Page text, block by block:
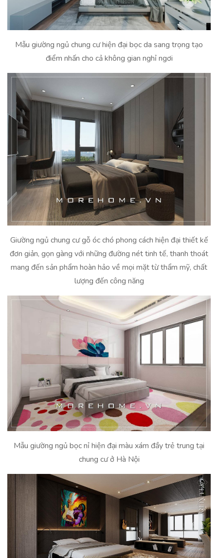
Mẫu giường ngủ chung cư hiện đại bọc da sang trọng tạo
điểm nhấn cho cả không gian nghỉ ngơi
Giường ngủ chung cư gỗ óc chó phong cách hiện đại thiết kế
đơn giản, gọn gàng với những đường nét tinh tế, thanh thoát
mang đến sản phẩm hoàn hảo về mọi mặt từ thẩm mỹ, chất
lượng đến công năng
Mẫu giường ngủ bọc nỉ hiện đại màu xám đầy trẻ trung tại
chung cư ở Hà Nội